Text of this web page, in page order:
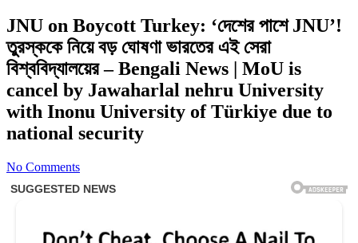
JNU on Boycott Turkey: ‘দেশের পাশে JNU’!
তুরস্ককে নিয়ে বড় ঘোষণা ভারতের এই সেরা
বিশ্ববিদ্যালয়ের – Bengali News | MoU is
cancel by Jawaharlal nehru University
with Inonu University of Türkiye due to
national security
No Comments